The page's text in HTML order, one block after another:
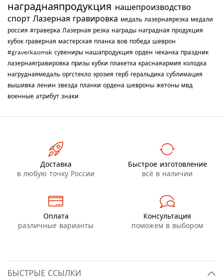
награднаяпродукция нашепроизводство
спорт Лазерная гравировка медаль лазернаярезка медали
россия #граверка Лазерная резка награды наградная продукция
кубок граверная мастерская планка вов победа шеврон
#graverkaomsk сувениры нашапродукция орден чеканка праздник
лазернаягравировка призы кубки плакетка краснаяармия колодка
нагруднаямедаль оргстекло эрозия герб геральдика сублимация
вышивка ленин звезда планки ордена шевроны жетоны мвд
военные атрибут знаки
Доставка
в любую точку России
Быстрое изготовление
всё в наличии
Оплата
различные варианты
Консультация
поможем в выбором
БЫСТРЫЕ ССЫЛКИ